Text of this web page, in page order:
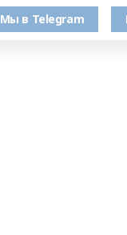
Мы в Telegram